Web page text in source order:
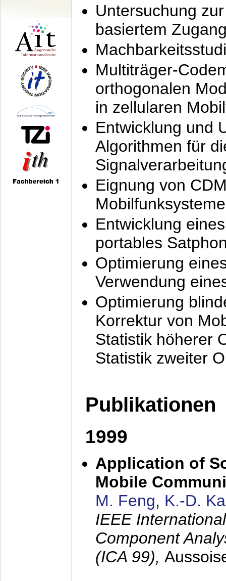
Untersuchung
basiertem
Multiträger-
orthogonalen
in zellularen
Entwicklung und
Algorithmen für
Eignung von
Mobilfunksysteme
Entwicklung
portables
Optimierung
Verwendung
Optimierung
Korrektur von
Statistik höherer
Statistik zweiter
Publikationen
1999
Application of
Mobile
M. Feng, K.-D.
IEEE
Component
(ICA 99),